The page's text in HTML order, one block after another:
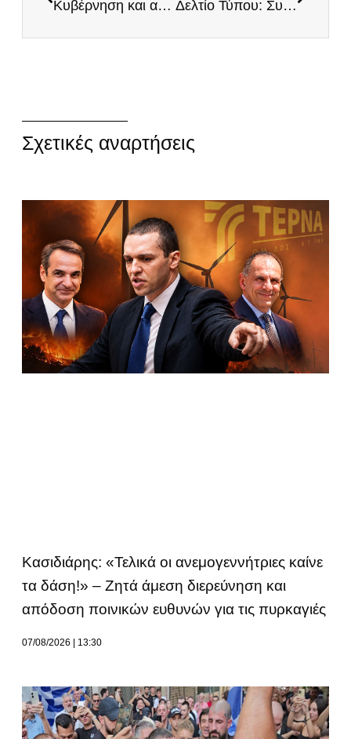
Κυβέρνηση και αντιπολίτευση διαλύουν το Έθνος Δελτίο Τύπου: Συνεχίζεται η Ιερά Εξέταση απο τους «ειδικούς»
Σχετικές αναρτήσεις
Κασιδιάρης: «Τελικά οι ανεμογεννήτριες καίνε
τα δάση!» – Ζητά άμεση διερεύνηση και
απόδοση ποινικών ευθυνών για τις πυρκαγιές
07/08/2026 13:30